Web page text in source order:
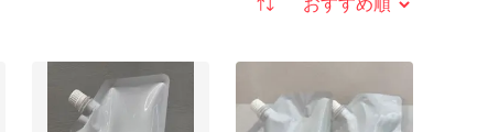
並び替え